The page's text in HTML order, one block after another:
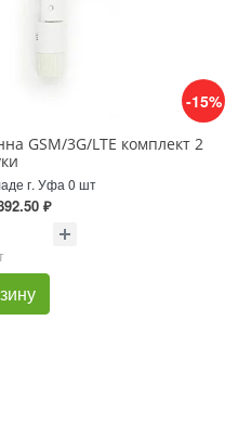
-15%
GSM/3G/LTE комплект 2
г. Уфа 0 шт
₽